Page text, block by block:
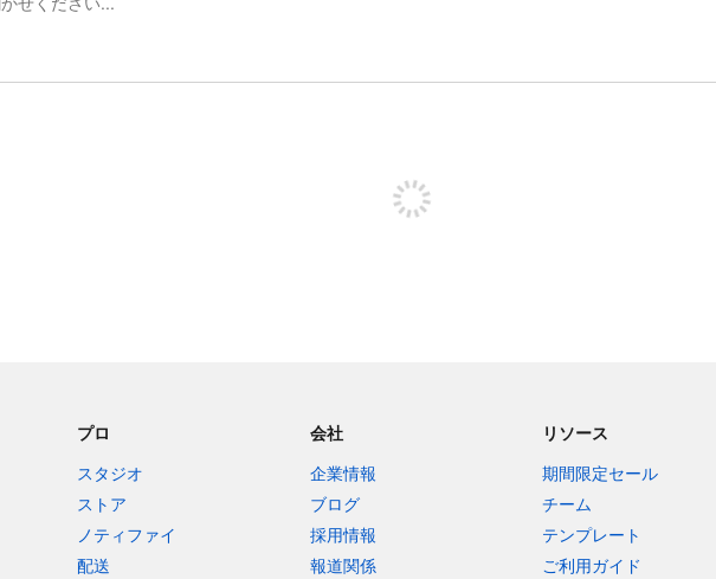
プロ
スタジオ
ストア
ノティファイ
配送
会社
企業情報
ブログ
採用情報
報道関係
リソース
期間限定セール
チーム
テンプレート
ご利用ガイド